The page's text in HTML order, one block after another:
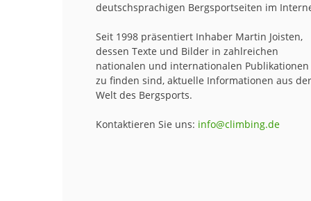
deutschsprachigen Bergsportseiten im
Seit 1998 präsentiert Inhaber Martin Joisten,
dessen Texte und Bilder in zahlreichen
nationalen und internationalen Publikationen
zu finden sind, aktuelle Informationen aus der
Welt des Bergsports.
Kontaktieren Sie uns: info@climbing.de